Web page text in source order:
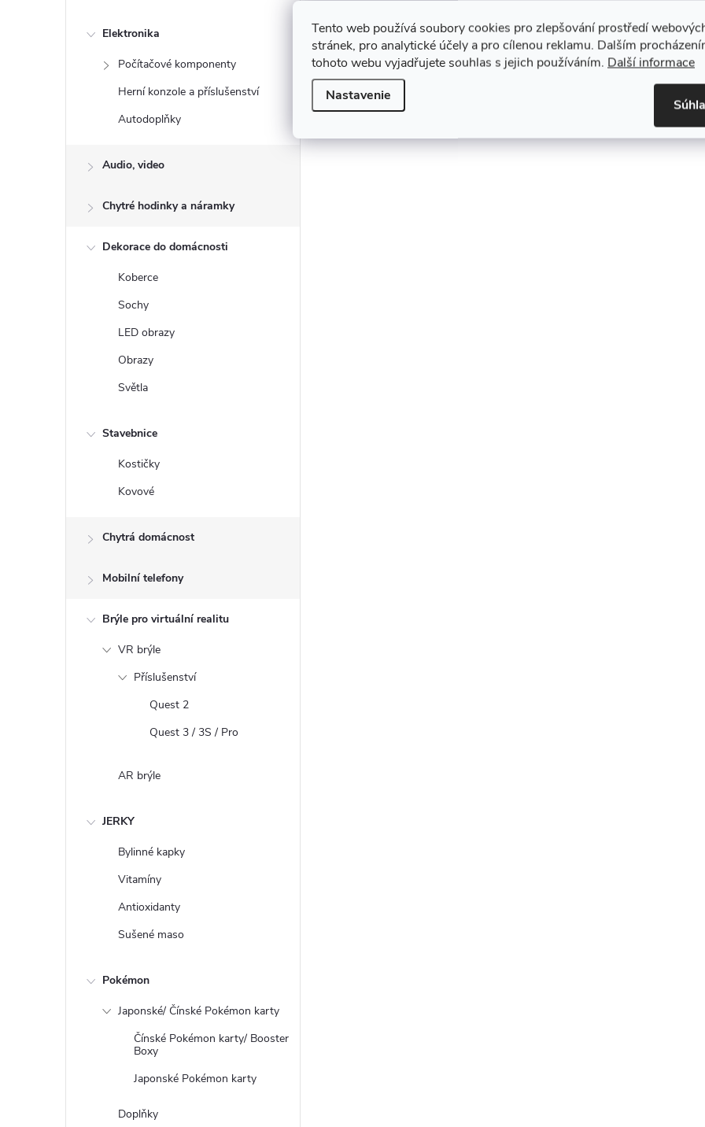
Tento web používá soubory cookies pro zlepšování prostředí
stránek, pro analytické účely a pro cílenou reklamu. Dalším
tohoto webu vyjadřujete souhlas s jejich používáním. Další informace
Nastavenie
Elektronika
Počítačové komponenty
Herní konzole a příslušenství
Autodoplňky
Audio, video
Chytré hodinky a náramky
Dekorace do domácnosti
Koberce
Sochy
LED obrazy
Obrazy
Světla
Stavebnice
Kostičky
Kovové
Chytrá domácnost
Mobilní telefony
Brýle pro virtuální realitu
VR brýle
Příslušenství
Quest 2
Quest 3 / 3S / Pro
AR brýle
JERKY
Bylinné kapky
Vitamíny
Antioxidanty
Sušené maso
Pokémon
Japonské/ Čínské Pokémon karty
Čínské Pokémon karty/ Booster
Boxy
Japonské Pokémon karty
Doplňky